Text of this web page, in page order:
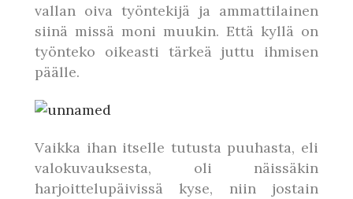
vallan oiva työntekijä ja ammattilainen
siinä missä moni muukin. Että kyllä on
työnteko oikeasti tärkeä juttu ihmisen
päälle.
Vaikka ihan itselle tutusta puuhasta, eli
valokuvauksesta, oli näissäkin
harjoittelupäivissä kyse, niin jostain